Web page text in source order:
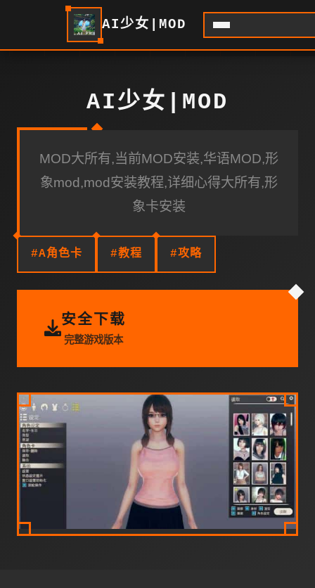
AI少女|MOD
AI少女|MOD
MOD大所有,当前MOD安装,华语MOD,形
象mod,mod安装教程,详细心得大所有,形
象卡安装
#A角色卡 #教程 #攻略
安全下载
完整游戏版本